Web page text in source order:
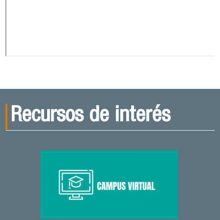
Recursos de interés